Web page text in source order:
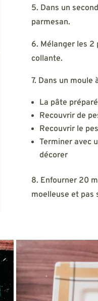
5. Dans un
parmesan.
6. Mélanger les
collante.
7. Dans un moule
La pâte
Recouvrir de
Recouvrir le
Terminer avec
décorer
8. Enfourner 20
moelleuse et pas